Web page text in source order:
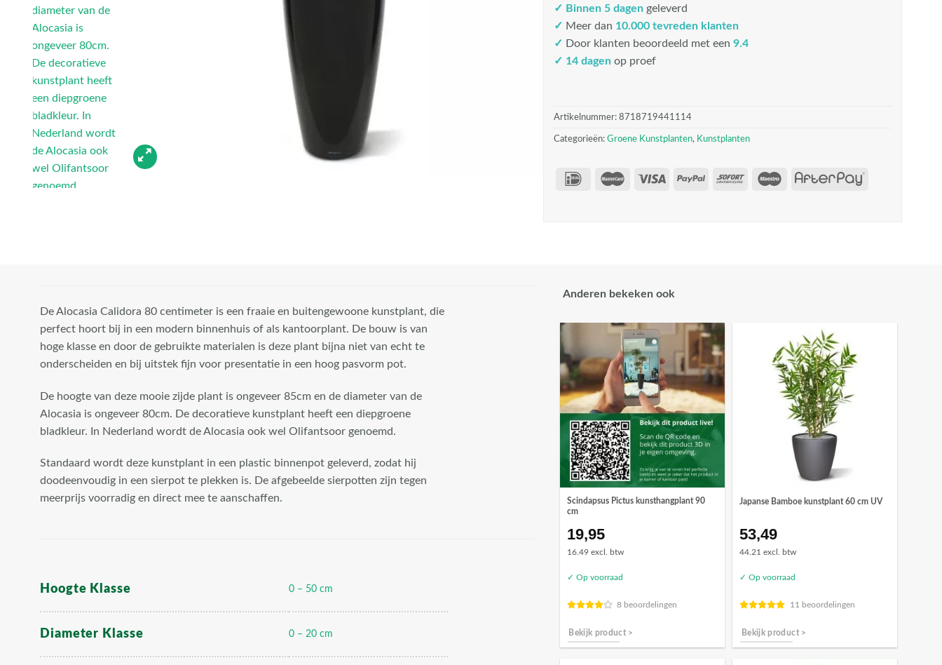
diameter van de
Alocasia is
ongeveer 80cm.
De decoratieve
kunstplant heeft
een diepgroene
bladkleur. In
Nederland wordt
de Alocasia ook
wel Olifantsoor
genoemd.
width="100"
height="100"
class="attachment-
woocommerce_thumbnail"
✓ Binnen 5 dagengeleverd
✓ Meer dan 10.000 tevreden klanten
✓ Door klanten beoordeeld met een 9.4
✓ 14 dagenop proef
Artikelnummer: 8718719441114
Categorieën: Groene Kunstplanten, Kunstplanten
De Alocasia Calidora 80 centimeter is een fraaie en buitengewoone kunstplant, die
perfect hoort bij in een modern binnenhuis of als kantoorplant. De bouw is van
hoge klasse en door de gebruikte materialen is deze plant bijna niet van echt te
onderscheiden en bij uitstek fijn voor presentatie in een hoog pasvorm pot.
De hoogte van deze mooie zijde plant is ongeveer 85cm en de diameter van de
Alocasia is ongeveer 80cm. De decoratieve kunstplant heeft een diepgroene
bladkleur. In Nederland wordt de Alocasia ook wel Olifantsoor genoemd.
Standaard wordt deze kunstplant in een plastic binnenpot geleverd, zodat hij
doodeenvoudig in een sierpot te plekken is. De afgebeelde sierpotten zijn tegen
meerprijs voorradig en direct mee te aanschaffen.
Hoogte Klasse 0 – 50 cm
Diameter Klasse 0 – 20 cm
Anderen bekeken ook
Scindapsus Pictus kunsthangplant 90
cm
19,95
16.49 excl. btw
✓ Op voorraad
8 beoordelingen
Bekijk product >
Japanse Bamboe kunstplant 60 cm UV
53,49
44.21 excl. btw
✓ Op voorraad
11 beoordelingen
Bekijk product >